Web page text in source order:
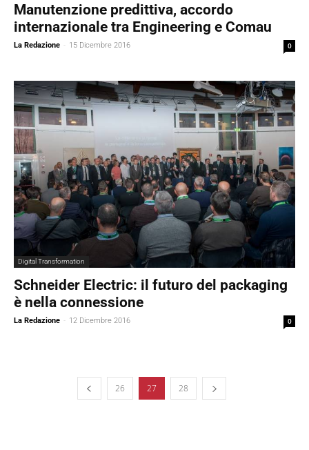
Manutenzione predittiva, accordo
internazionale tra Engineering e Comau
La Redazione - 15 Dicembre 2016 0
Digital Transformation
Schneider Electric: il futuro del packaging
è nella connessione
La Redazione - 12 Dicembre 2016 0
26 27 28